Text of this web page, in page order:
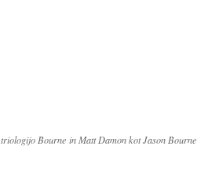
Bourne in Matt Damon kot Jason Bourne